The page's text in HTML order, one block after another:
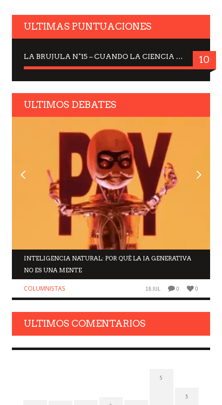
ULTIMAS PUNTUACIONES
LA BRUJULA N°15 – CUANDO LA CIENCIA MIRA AL CIELO, DRA. ELISABETH KÜBLER-ROSS 10
ULTIMOS DEBATES
INTELIGENCIA NATURAL: POR QUÉ LA IA GENERATIVA
NO ES UNA MENTE
COLUMNISTAS 18 JUL 0 0
ULTIMOS COMENTARIOS
5
3